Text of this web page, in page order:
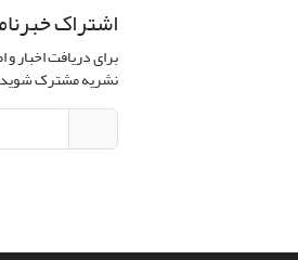
اشتراک
برای دریافت اخبار
نشریه مشترک